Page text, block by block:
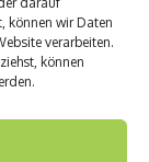
können wir Daten
verarbeiten.
können